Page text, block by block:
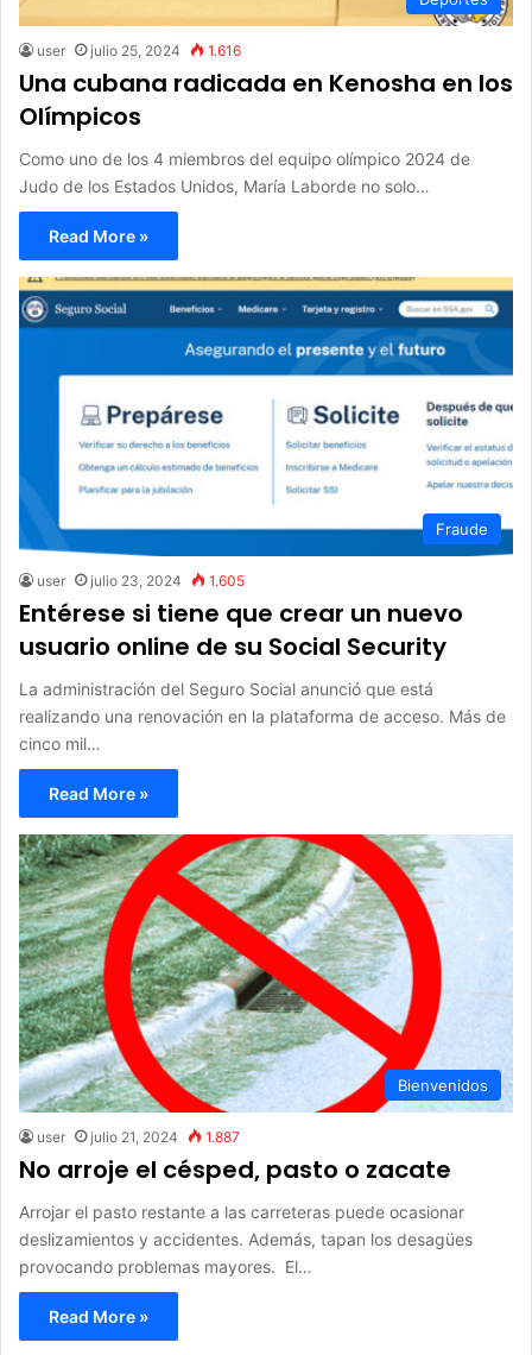
user julio 25, 2024 1.616
Una cubana radicada en Kenosha en los
Olímpicos
Como uno de los 4 miembros del equipo olímpico 2024 de
Judo de los Estados Unidos, María Laborde no solo…
Read More »
Fraude
user julio 23, 2024 1.605
Entérese si tiene que crear un nuevo
usuario online de su Social Security
La administración del Seguro Social anunció que está
realizando una renovación en la plataforma de acceso. Más de
cinco mil…
Read More »
Bienvenidos
user julio 21, 2024 1.887
No arroje el césped, pasto o zacate
Arrojar el pasto restante a las carreteras puede ocasionar
deslizamientos y accidentes. Además, tapan los desagües
provocando problemas mayores. El…
Read More »